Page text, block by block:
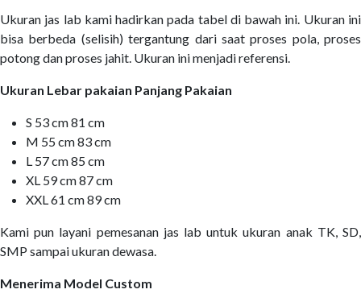
Ukuran jas lab kami hadirkan pada tabel di bawah ini. Ukuran ini
bisa berbeda (selisih) tergantung dari saat proses pola, proses
potong dan proses jahit. Ukuran ini menjadi referensi.
Ukuran Lebar pakaian Panjang Pakaian
S 53 cm 81 cm
M 55 cm 83 cm
L 57 cm 85 cm
XL 59 cm 87 cm
XXL 61 cm 89 cm
Kami pun layani pemesanan jas lab untuk ukuran anak TK, SD,
SMP sampai ukuran dewasa.
Menerima Model Custom